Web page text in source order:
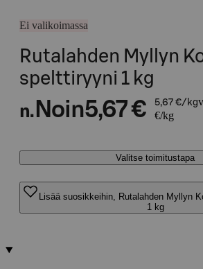
Ei valikoimassa
Rutalahden Myllyn
spelttiryyni 1 kg
n. Noin5,67 € 5,67 €/kg
€/kg
Valitse toimitustapa
Lisää suosikkeihin, Rutalahden Myllyn
1 kg